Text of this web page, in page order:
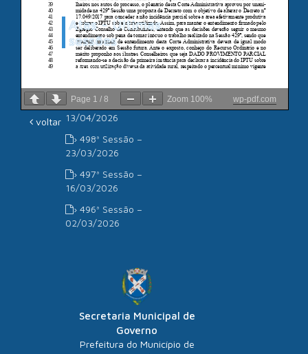
Page 1 / 8 Zoom 100% wp-pdf.com
voltar
Atas - Últimas
sessões
› 500ª Sessão –
› 499ª Sessão –
13/04/2026
› 498ª Sessão –
23/03/2026
› 497ª Sessão –
16/03/2026
› 496ª Sessão –
02/03/2026
Secretaria Municipal de
Governo
Prefeitura do Município de